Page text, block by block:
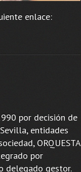
enlace:
por decisión de
entidades
ORQUESTA
por
delegado gestor.